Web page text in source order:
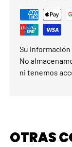
Su información
No
ni tenemos
OTRAS